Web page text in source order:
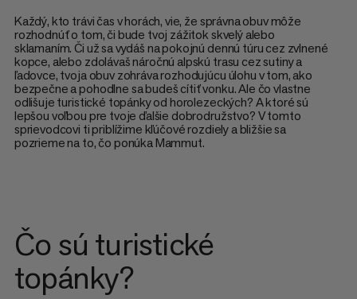
Každý, kto trávi čas v horách, vie, že správna obuv môže
rozhodnúť o tom, či bude tvoj zážitok skvelý alebo
sklamaním. Či už sa vydáš na pokojnú dennú túru cez zvlnené
kopce, alebo zdolávaš náročnú alpskú trasu cez sutiny a
ľadovce, tvoja obuv zohráva rozhodujúcu úlohu v tom, ako
bezpečne a pohodlne sa budeš cítiť vonku. Ale čo vlastne
odlišuje turistické topánky od horolezeckých? A ktoré sú
lepšou voľbou pre tvoje ďalšie dobrodružstvo? V tomto
sprievodcovi ti priblížime kľúčové rozdiely a bližšie sa
pozrieme na to, čo ponúka Mammut.
Čo sú turistické
topánky?